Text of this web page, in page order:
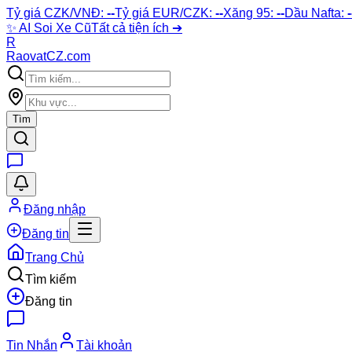
Tỷ giá CZK/VNĐ: --Tỷ giá EUR/CZK: --Xăng 95: --Dầu Nafta:
✨ AI Soi Xe CũTất cả tiện ích ➔
R
RaovatCZ.com
Tìm
Đăng nhập
Đăng tin
Trang Chủ
Tìm kiếm
Đăng tin
Tin Nhắn Tài khoản